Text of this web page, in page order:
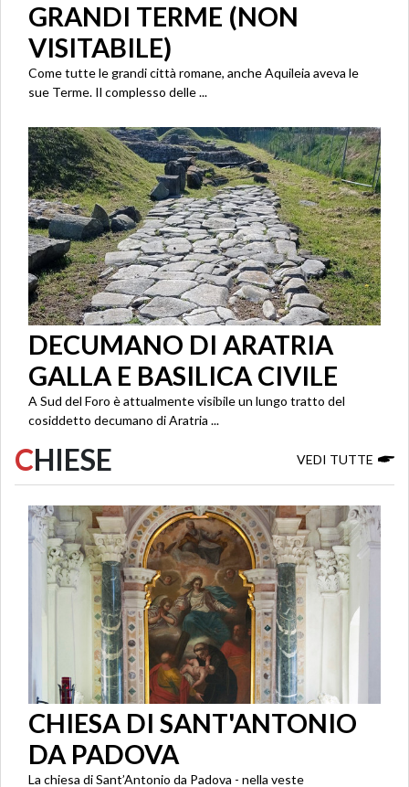
GRANDI TERME (NON
VISITABILE)
Come tutte le grandi città romane, anche Aquileia aveva le
sue Terme. Il complesso delle ...
DECUMANO DI ARATRIA
GALLA E BASILICA CIVILE
A Sud del Foro è attualmente visibile un lungo tratto del
cosiddetto decumano di Aratria ...
CHIESE VEDI TUTTE
CHIESA DI SANT'ANTONIO
DA PADOVA
La chiesa di Sant’Antonio da Padova - nella veste